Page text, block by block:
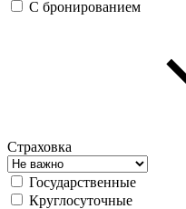
С бронированием
Страховка
Государственные
Круглосуточные